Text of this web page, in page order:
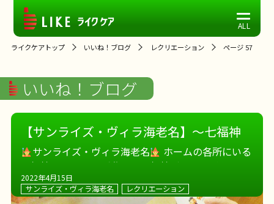
ライクケアトップ いいね！ブログ レクリエーション ページ 57
いいね！ブログ
【サンライズ・ヴィラ海老名】～七福神
めぐり～
サンライズ・ヴィラ海老名
ホームの各所にいる
七福神を探せ！！ 手作りの七福神がどこに隠れてい
るか、大捜索です
「ここにあったわよ～」 と、ニ
ッコリ写真をパチリ
2022年4月15日
サンライズ・ヴィラ海老名 レクリエーション